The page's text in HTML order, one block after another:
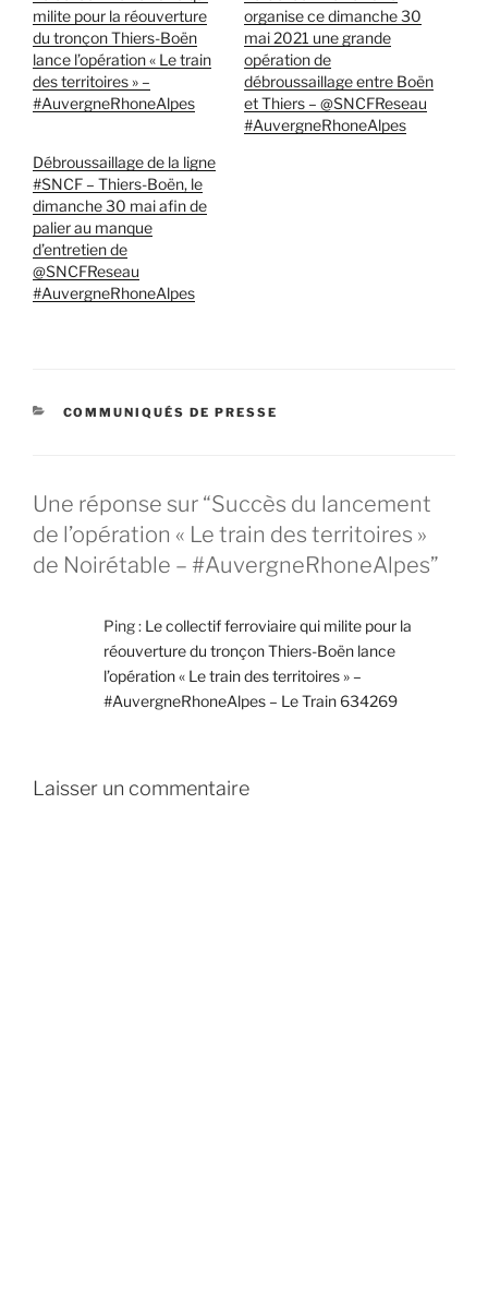
milite pour la réouverture
du tronçon Thiers-Boën
lance l’opération « Le train
des territoires » –
#AuvergneRhoneAlpes
organise ce dimanche 30
mai 2021 une grande
opération de
débroussaillage entre Boën
et Thiers – @SNCFReseau
#AuvergneRhoneAlpes
Débroussaillage de la ligne
#SNCF – Thiers-Boën, le
dimanche 30 mai afin de
palier au manque
d’entretien de
@SNCFReseau
#AuvergneRhoneAlpes
CATÉGORIES
COMMUNIQUÉS DE PRESSE
Une réponse sur “Succès du lancement
de l’opération « Le train des territoires »
de Noirétable – #AuvergneRhoneAlpes”
Ping : Le collectif ferroviaire qui milite pour la
réouverture du tronçon Thiers-Boën lance
l’opération « Le train des territoires » –
#AuvergneRhoneAlpes – Le Train 634269
Laisser un commentaire